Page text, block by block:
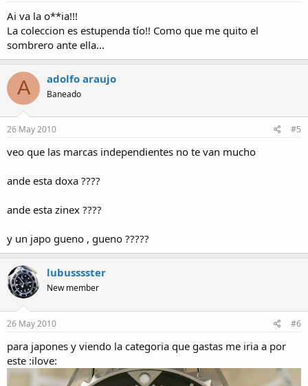
Ai va la o**ia!!!
La coleccion es estupenda tío!! Como que me quito el
sombrero ante ella...
A adolfo araujo
Baneado
26 May 2010 #5
veo que las marcas independientes no te van mucho
ande esta doxa ????
ande esta zinex ????
y un japo gueno , gueno ?????
lubusssster
New member
26 May 2010 #6
para japones y viendo la categoria que gastas me iria a por
este :ilove: